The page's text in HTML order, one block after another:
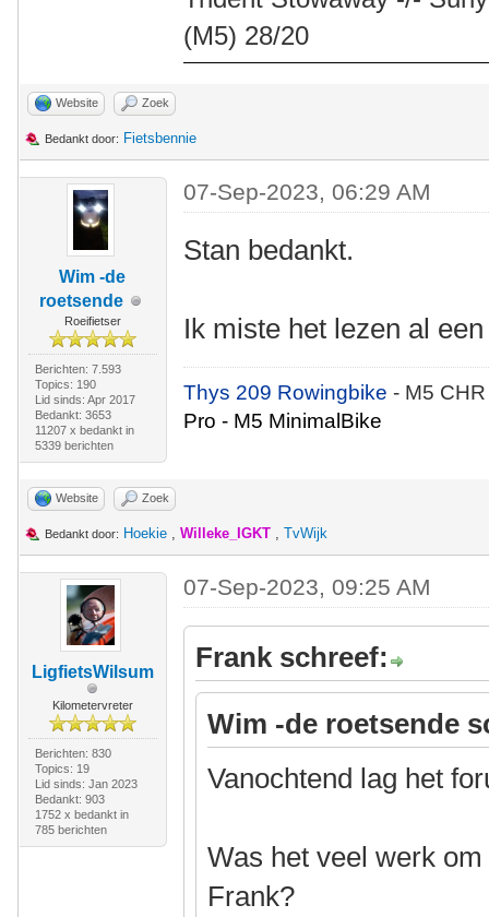
(M5) 28/20
Website Zoek
Bedankt door: Fietsbennie
Wim -de
roetsende
Roeifietser
Berichten: 7.593
Topics: 190
Lid sinds: Apr 2017
Bedankt: 3653
11207 x bedankt in
5339 berichten
07-Sep-2023, 06:29 AM
Stan bedankt.
Ik miste het lezen al
Thys 209 Rowingbike- M5
Pro - M5 MinimalBike
Website Zoek
Bedankt door: Hoekie , Willeke_IGKT , TvWijk
LigfietsWilsum
Kilometervreter
Berichten: 830
Topics: 19
Lid sinds: Jan 2023
Bedankt: 903
1752 x bedankt in
785 berichten
07-Sep-2023, 09:25 AM
Frank schreef:
Wim -de roetsende
Vanochtend lag het
Was het veel werk
Frank?